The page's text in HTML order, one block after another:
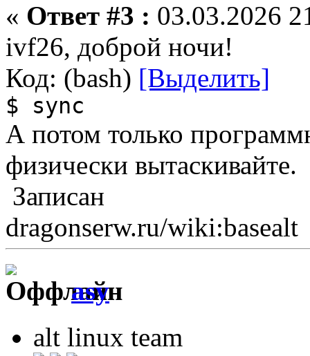
« Ответ #3 : 03.03.2026
ivf26, доброй ночи!
Код: (bash) [Выделить]
$ sync
А потом только
физически вытаскивайте.
Записан
dragonserw.ru/wiki:basealt
asy
alt linux team